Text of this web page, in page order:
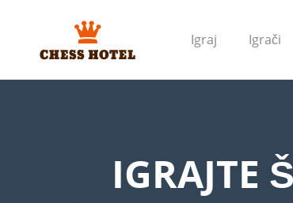
Igraj Igrači
IGRAJTE